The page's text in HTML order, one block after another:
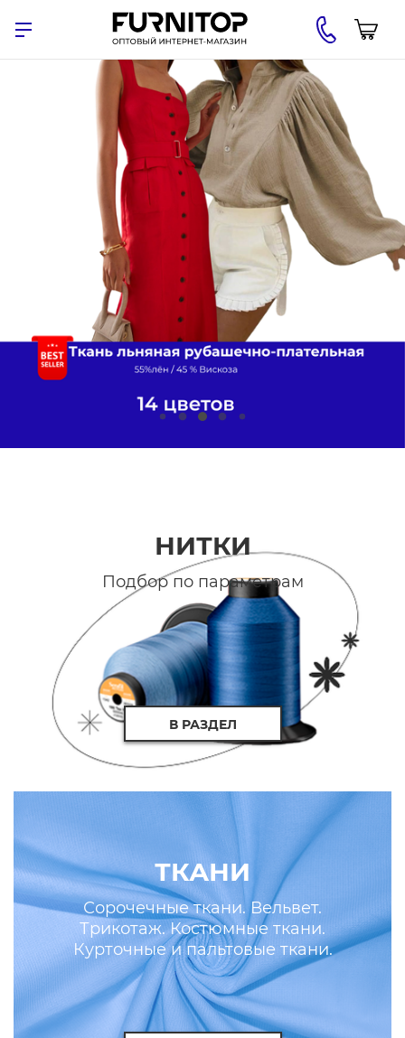
НИТКИ
Подбор по параметрам
В РАЗДЕЛ
ТКАНИ
Сорочечные ткани. Вельвет.
Трикотаж. Костюмные ткани.
Курточные и пальтовые ткани.
Искусственные кожа и мех.